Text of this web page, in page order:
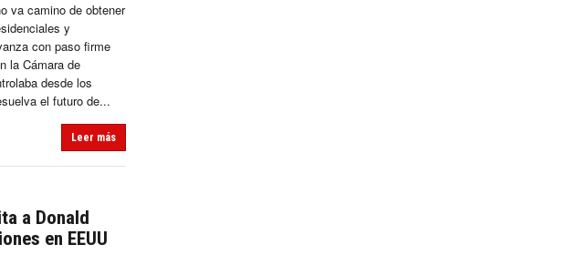
va camino de obtener
y
con paso firme
la Cámara de
desde los
el futuro de...
Leer más
a Donald
en EEUU